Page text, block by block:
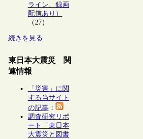
ライン、録画
配信あり）
（27）
続きを見る
東日本大震災 関
連情報
「災害」に関
する当サイト
の記事：
調査研究リポ
ート「東日本
大震災と図書